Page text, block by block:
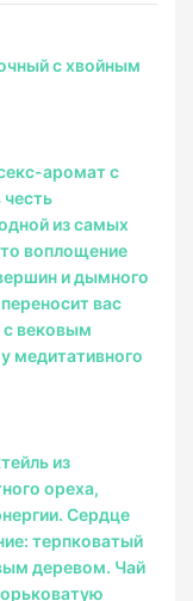
с хвойным
аромат с
честь
из самых
воплощение
и дымного
вас
с вековым
медитативного
из
ореха,
Сердце
терпковатый
деревом. Чай